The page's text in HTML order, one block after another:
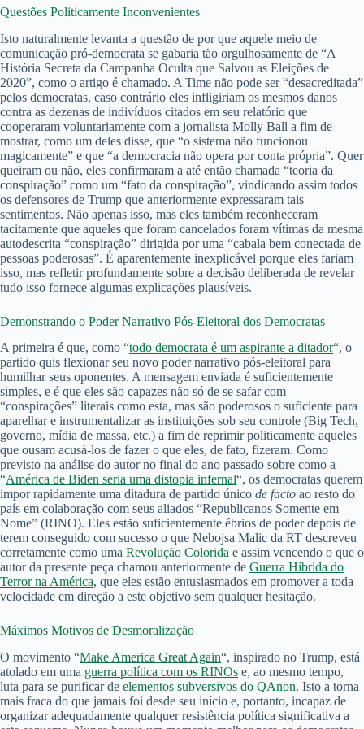
Questões Politicamente Inconvenientes
Isto naturalmente levanta a questão de por que aquele meio de
comunicação pró-democrata se gabaria tão orgulhosamente de “A
História Secreta da Campanha Oculta que Salvou as Eleições de
2020”, como o artigo é chamado. A Time não pode ser “desacreditada”
pelos democratas, caso contrário eles infligiriam os mesmos danos
contra as dezenas de indivíduos citados em seu relatório que
cooperaram voluntariamente com a jornalista Molly Ball a fim de
mostrar, como um deles disse, que “o sistema não funcionou
magicamente” e que “a democracia não opera por conta própria”. Quer
queiram ou não, eles confirmaram a até então chamada “teoria da
conspiração” como um “fato da conspiração”, vindicando assim todos
os defensores de Trump que anteriormente expressaram tais
sentimentos. Não apenas isso, mas eles também reconheceram
tacitamente que aqueles que foram cancelados foram vítimas da mesma
autodescrita “conspiração” dirigida por uma “cabala bem conectada de
pessoas poderosas”. É aparentemente inexplicável porque eles fariam
isso, mas refletir profundamente sobre a decisão deliberada de revelar
tudo isso fornece algumas explicações plausíveis.
Demonstrando o Poder Narrativo Pós-Eleitoral dos Democratas
A primeira é que, como “todo democrata é um aspirante a ditador“, o
partido quis flexionar seu novo poder narrativo pós-eleitoral para
humilhar seus oponentes. A mensagem enviada é suficientemente
simples, e é que eles são capazes não só de se safar com
“conspirações” literais como esta, mas são poderosos o suficiente para
aparelhar e instrumentalizar as instituições sob seu controle (Big Tech,
governo, mídia de massa, etc.) a fim de reprimir politicamente aqueles
que ousam acusá-los de fazer o que eles, de fato, fizeram. Como
previsto na análise do autor no final do ano passado sobre como a
“América de Biden seria uma distopia infernal“, os democratas querem
impor rapidamente uma ditadura de partido único de facto ao resto do
país em colaboração com seus aliados “Republicanos Somente em
Nome” (RINO). Eles estão suficientemente ébrios de poder depois de
terem conseguido com sucesso o que Nebojsa Malic da RT descreveu
corretamente como uma Revolução Colorida e assim vencendo o que o
autor da presente peça chamou anteriormente de Guerra Híbrida do
Terror na América, que eles estão entusiasmados em promover a toda
velocidade em direção a este objetivo sem qualquer hesitação.
Máximos Motivos de Desmoralização
O movimento “Make America Great Again“, inspirado no Trump, está
atolado em uma guerra política com os RINOs e, ao mesmo tempo,
luta para se purificar de elementos subversivos do QAnon. Isto a torna
mais fraca do que jamais foi desde seu início e, portanto, incapaz de
organizar adequadamente qualquer resistência política significativa a